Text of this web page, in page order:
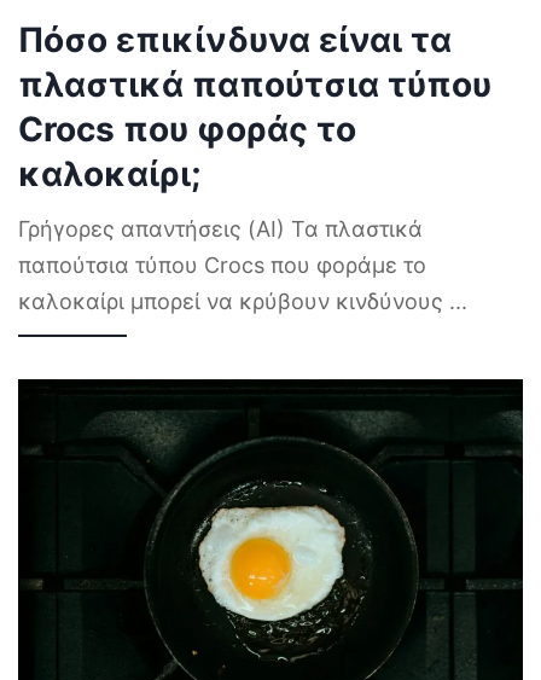
Πόσο επικίνδυνα είναι τα
πλαστικά παπούτσια τύπου
Crocs που φοράς το
καλοκαίρι;
Γρήγορες απαντήσεις (AI) Τα πλαστικά
παπούτσια τύπου Crocs που φοράμε το
καλοκαίρι μπορεί να κρύβουν κινδύνους ...